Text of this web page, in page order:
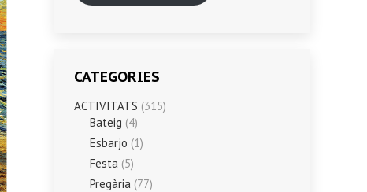
CATEGORIES
ACTIVITATS (315)
Bateig (4)
Esbarjo (1)
Festa (5)
Pregària (77)